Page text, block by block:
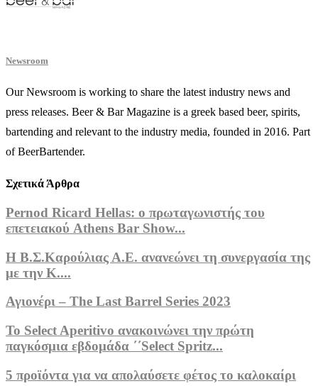
Newsroom
Our Newsroom is working to share the latest industry news and
press releases. Beer & Bar Magazine is a greek based beer, spirits,
bartending and relevant to the industry media, founded in 2016. Part
of BeerBartender.
Σχετικά Άρθρα
Pernod Ricard Hellas: ο πρωταγωνιστής του
επετειακού Athens Bar Show...
Η Β.Σ.Καρούλιας Α.Ε. ανανεώνει τη συνεργασία της
με την Κ....
Αγιονέρι – The Last Barrel Series 2023
To Select Aperitivo ανακοινώνει την πρώτη
παγκόσμια εβδομάδα ΄΄Select Spritz...
5 προϊόντα για να απολαύσετε φέτος το καλοκαίρι